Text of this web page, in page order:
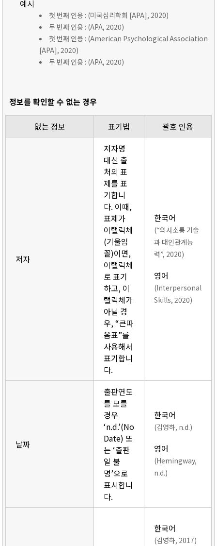
예시
첫 번째 인용 : (미국심리학회 [APA], 2020)
두 번째 인용 : (APA, 2020)
첫 번째 인용 : (American Psychological Association
[APA], 2020)
두 번째 인용 : (APA, 2020)
정보를 확인할 수 없는 경우
없는 정보 표기법 괄호 인용
저자
저자명
대신 출
처의 표
제를 표
기합니
다. 이때,
표제가
이탤릭체
(기울임
꼴)이면,
이탤릭체
로 표기
하고, 이
탤릭체가
아닐 경
우, “큰따
옴표”를
사용해서
표기합니
다.
한국어
(“의사소통 기술
과 대인관계능
력”, 2020)
영어
(Interpersonal
Skills, 2020)
날짜
출판연도
를 모를
경우
‘n.d.’(No
Date) 또
는 ‘출판
일 불
명’으로
표시합니
다.
한국어
(김영하, n.d.)
영어
(Hemingway,
n.d.)
한국어
(김영하, 2017)